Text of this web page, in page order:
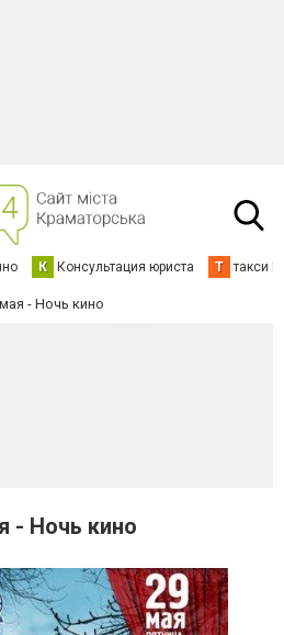
К Консультация юриста Т такси
- Ночь кино
- Ночь кино